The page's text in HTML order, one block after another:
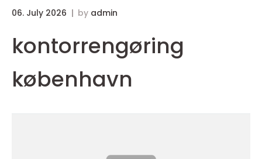
06. July 2026 by admin
kontorrengøring
københavn